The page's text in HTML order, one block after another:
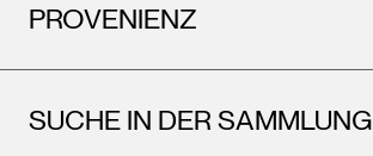
PROVENIENZ
SUCHE IN DER SAMMLUNG